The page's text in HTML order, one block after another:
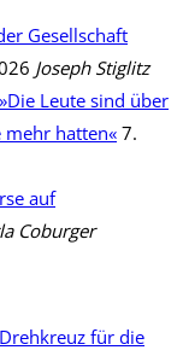
Gesellschaft
Joseph Stiglitz
Leute sind über
mehr hatten« 7.
auf
Coburger
für die